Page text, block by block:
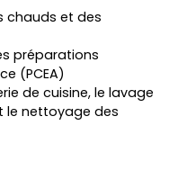
chauds et des
préparations
(PCEA)
de cuisine, le lavage
le nettoyage des